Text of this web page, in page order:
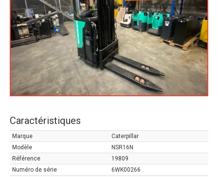
Caractéristiques
Marque
Caterpillar
Modèle
NSR16N
Référence
19809
Numéro de série
6WK00266